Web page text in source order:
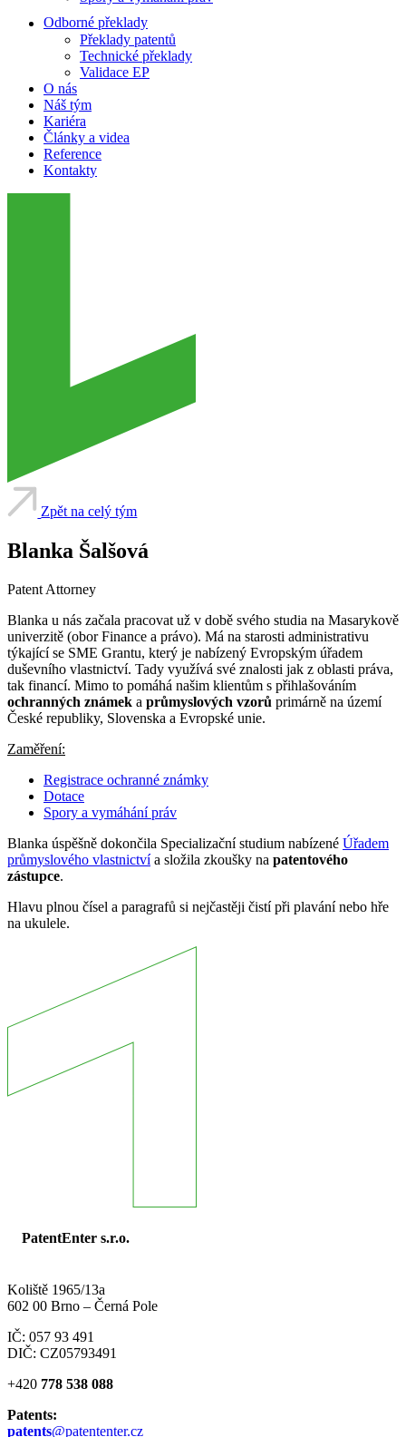
Odborné překlady
Překlady patentů
Technické překlady
Validace EP
O nás
Náš tým
Kariéra
Články a videa
Reference
Kontakty
Zpět na celý tým
Blanka Šalšová
Patent Attorney
Blanka u nás začala pracovat už v době svého studia na Masarykově
univerzitě (obor Finance a právo). Má na starosti administrativu
týkající se SME Grantu, který je nabízený Evropským úřadem
duševního vlastnictví. Tady využívá své znalosti jak z oblasti práva,
tak financí. Mimo to pomáhá našim klientům s přihlašováním
ochranných známek a průmyslových vzorů primárně na území
České republiky, Slovenska a Evropské unie.
Zaměření:
Registrace ochranné známky
Dotace
Spory a vymáhání práv
Blanka úspěšně dokončila Specializační studium nabízené Úřadem
průmyslového vlastnictvía složila zkoušky na patentového
zástupce.
Hlavu plnou čísel a paragrafů si nejčastěji čistí při plavání nebo hře
na ukulele.
PatentEnter s.r.o.
Koliště 1965/13a
602 00 Brno – Černá Pole
IČ: 057 93 491
DIČ: CZ05793491
+420 778 538 088
Patents:
patents@patententer.cz